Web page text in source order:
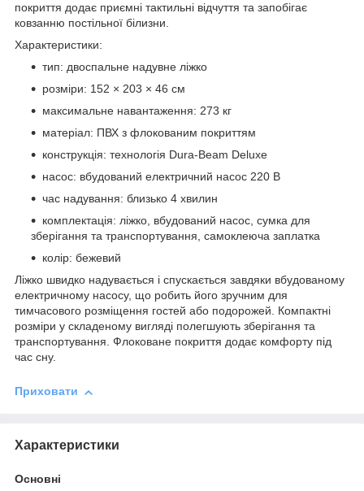
покриття додає приємні тактильні відчуття та запобігає
ковзанню постільної білизни.
Характеристики:
тип: двоспальне надувне ліжко
розміри: 152 × 203 × 46 см
максимальне навантаження: 273 кг
матеріал: ПВХ з флокованим покриттям
конструкція: технологія Dura-Beam Deluxe
насос: вбудований електричний насос 220 В
час надування: близько 4 хвилин
комплектація: ліжко, вбудований насос, сумка для
зберігання та транспортування, самоклеюча заплатка
колір: бежевий
Ліжко швидко надувається і спускається завдяки вбудованому
електричному насосу, що робить його зручним для
тимчасового розміщення гостей або подорожей. Компактні
розміри у складеному вигляді полегшують зберігання та
транспортування. Флоковане покриття додає комфорту під
час сну.
Приховати
Характеристики
Основні